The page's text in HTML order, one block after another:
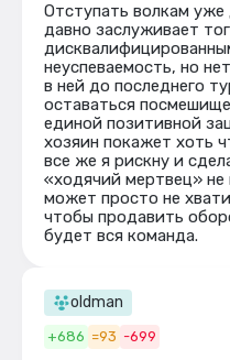
Отступать волкам уже
давно заслуживает
неуспеваемость, но
в ней до последнего
оставаться
единой позитивной
хозяин покажет хоть
все же я рискну и
«ходячий мертвец» не
может просто не
чтобы продавить
будет вся команда.
oldman
+686 =93 -699